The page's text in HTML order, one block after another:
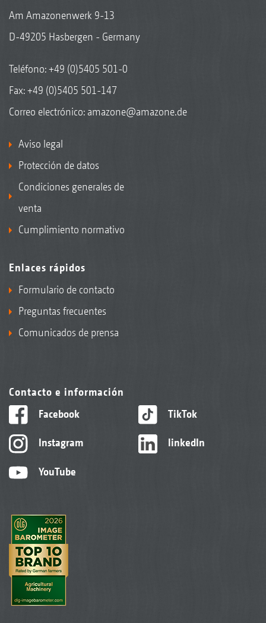
Am Amazonenwerk 9-13
D-49205 Hasbergen - Germany
Teléfono:+49 (0)5405 501-0
Fax: +49 (0)5405 501-147
Correo electrónico: amazone@amazone.de
Aviso legal
Protección de datos
Condiciones generales de
venta
Cumplimiento normativo
Enlaces rápidos
Formulario de contacto
Preguntas frecuentes
Comunicados de prensa
Contacto e información
Facebook
Instagram
YouTube
TikTok
linkedIn